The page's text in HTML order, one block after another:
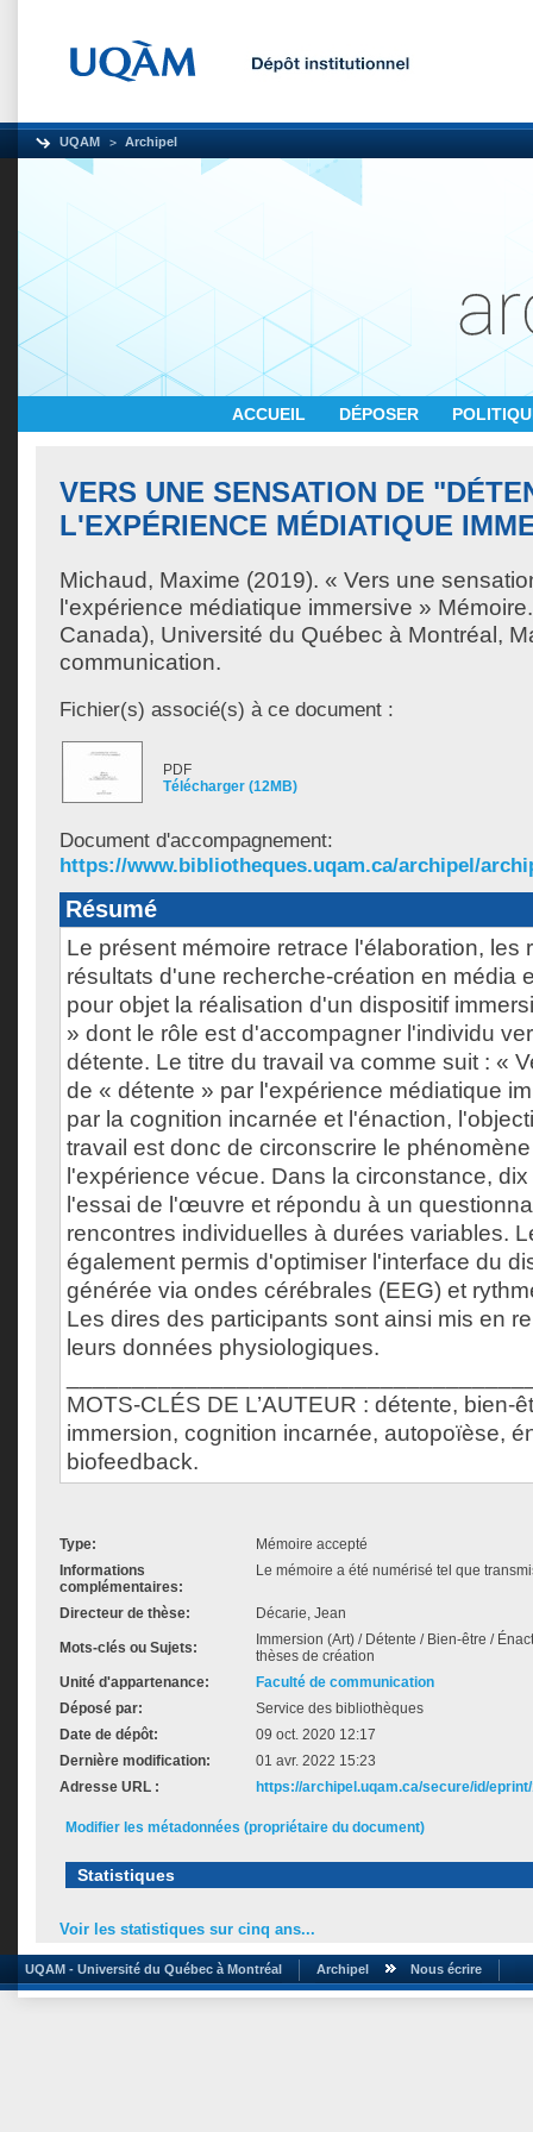
UQAM Archipel
ACCUEIL DÉPOSER
VERS UNE SENSATION DE
L'EXPÉRIENCE MÉDIATIQUE
Michaud, Maxime (2019). « Vers une
l'expérience médiatique immersive »
Canada), Université du Québec à Montréal,
communication.
Fichier(s) associé(s) à ce document :
PDF
Télécharger (12MB)
Document d'accompagnement:
https://www.bibliotheques.uqam.ca/archipel/
Résumé
Le présent mémoire retrace l'élaboration, les
résultats d'une recherche-création en média
pour objet la réalisation d'un dispositif
» dont le rôle est d'accompagner l'individu
détente. Le titre du travail va comme suit : «
de « détente » par l'expérience médiatique
par la cognition incarnée et l'énaction,
travail est donc de circonscrire le
l'expérience vécue. Dans la circonstance,
l'essai de l'œuvre et répondu à un
rencontres individuelles à durées variables.
également permis d'optimiser l'interface du
générée via ondes cérébrales (EEG) et
Les dires des participants sont ainsi mis en
leurs données physiologiques.
MOTS-CLÉS DE L’AUTEUR : détente, bien-
immersion, cognition incarnée, autopoïèse,
biofeedback.
Type:
Mémoire accepté
Informations
complémentaires:
Le mémoire a été numérisé tel que
Directeur de thèse: Décarie, Jean
Mots-clés ou Sujets:
Immersion (Art) / Détente / Bien-être /
thèses de création
Unité d'appartenance:
Faculté de communication
Déposé par:
Service des bibliothèques
Date de dépôt:
09 oct. 2020 12:17
Dernière modification:
01 avr. 2022 15:23
Adresse URL :
https://archipel.uqam.ca/secure/id/
Modifier les métadonnées (propriétaire du document)
Statistiques
Voir les statistiques sur cinq ans...
UQAM - Université du Québec à Montréal Archipel Nous écrire